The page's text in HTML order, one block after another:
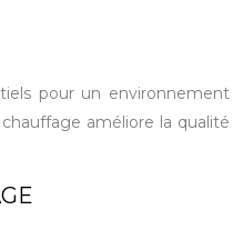
pour un environnement
améliore la qualité